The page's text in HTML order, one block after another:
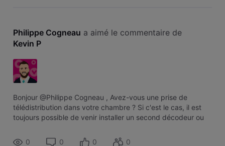
Philippe Cogneau a aimé le commentaire de
Kevin P
Bonjour @Philippe Cogneau , Avez-vous une prise de
télédistribution dans votre chambre ? Si c'est le cas, il est
toujours possible de venir installer un second décodeur ou
compatible.
0 0 0 0